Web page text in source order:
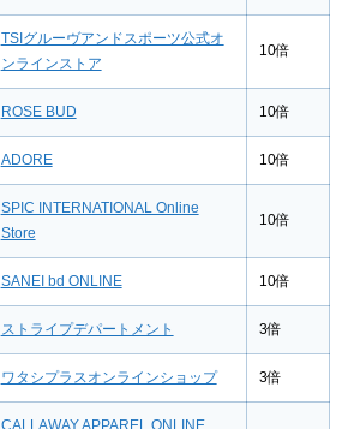
TSIグルーヴアンドスポーツ公式オ
ンラインストア
10倍
ROSE BUD 10倍
ADORE 10倍
SPIC INTERNATIONAL Online
Store
10倍
SANEI bd ONLINE 10倍
ストライプデパートメント 3倍
ワタシプラスオンラインショップ 3倍
CALLAWAY APPAREL ONLINE